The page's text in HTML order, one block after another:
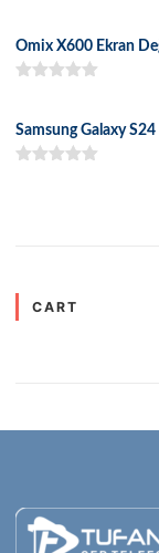
Omix X600 Ekran
Samsung Galaxy
CART